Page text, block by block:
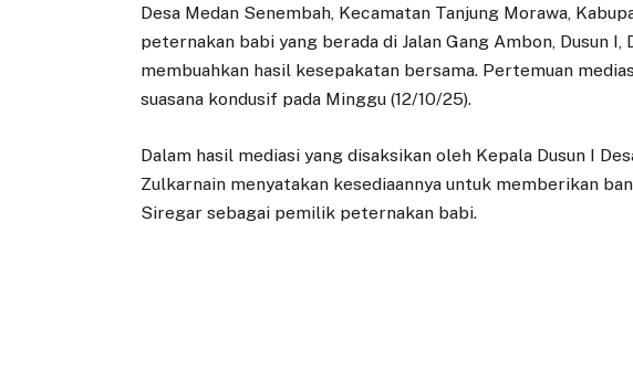
Desa Medan Senembah, Kecamatan Tanjung Morawa,
peternakan babi yang berada di Jalan Gang Ambon, Dusun I,
membuahkan hasil kesepakatan bersama. Pertemuan
suasana kondusif pada Minggu (12/10/25).
Dalam hasil mediasi yang disaksikan oleh Kepala Dusun I
Zulkarnain menyatakan kesediaannya untuk memberikan
Siregar sebagai pemilik peternakan babi.